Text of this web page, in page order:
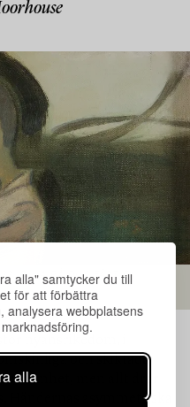
alla" samtycker du till
för att förbättra
analysera webbplatsens
alla
OLJA PÅ DUK FÄST PÅ
nyansrikedom, i
och skiktade
men allt drar
Händernas asymmetriska